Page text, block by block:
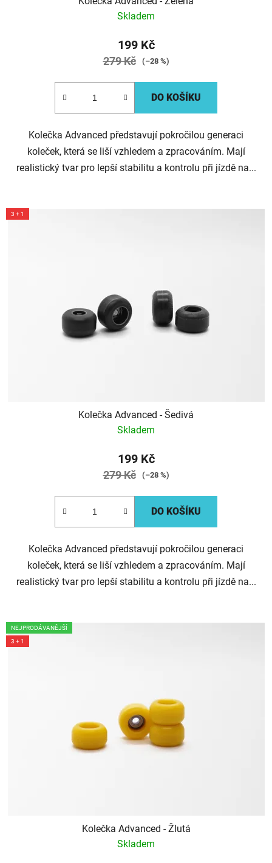
Skladem
199 Kč
279 Kč (–28 %)
DO KOŠÍKU
Kolečka Advanced představují pokročilou generaci
koleček, která se liší vzhledem a zpracováním. Mají
realistický tvar pro lepší stabilitu a kontrolu při jízdě na...
3 + 1
Kolečka Advanced - Šedivá
Skladem
199 Kč
279 Kč (–28 %)
DO KOŠÍKU
Kolečka Advanced představují pokročilou generaci
koleček, která se liší vzhledem a zpracováním. Mají
realistický tvar pro lepší stabilitu a kontrolu při jízdě na...
NEJPRODÁVANĚJŠÍ
3 + 1
Kolečka Advanced - Žlutá
Skladem